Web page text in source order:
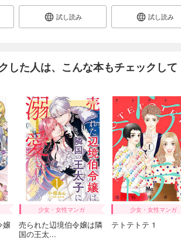
試し読み 試し読み
した人は、こんな本もチェックして
嬢
少女・女性マンガ
売られた辺境伯令嬢は隣
国の王太...
少女・女性マンガ
テトテトテ 1